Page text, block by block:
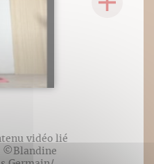
vidéo lié
©️Blandine